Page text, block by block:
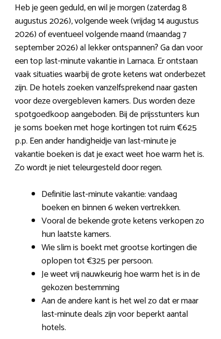
Heb je geen geduld, en wil je morgen (zaterdag 8
augustus 2026), volgende week (vrijdag 14 augustus
2026) of eventueel volgende maand (maandag 7
september 2026) al lekker ontspannen? Ga dan voor
een top last-minute vakantie in Larnaca. Er ontstaan
vaak situaties waarbij de grote ketens wat onderbezet
zijn. De hotels zoeken vanzelfsprekend naar gasten
voor deze overgebleven kamers. Dus worden deze
spotgoedkoop aangeboden. Bij de prijsstunters kun
je soms boeken met hoge kortingen tot ruim €625
p.p. Een ander handigheidje van last-minute je
vakantie boeken is dat je exact weet hoe warm het is.
Zo wordt je niet teleurgesteld door regen.
Definitie last-minute vakantie: vandaag
boeken en binnen 6 weken vertrekken.
Vooral de bekende grote ketens verkopen zo
hun laatste kamers.
Wie slim is boekt met grootse kortingen die
oplopen tot €325 per persoon.
Je weet vrij nauwkeurig hoe warm het is in de
gekozen bestemming
Aan de andere kant is het wel zo dat er maar
last-minute deals zijn voor beperkt aantal
hotels.